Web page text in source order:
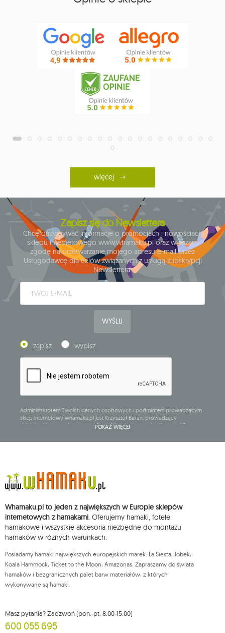
więcej
Zapisz się do Newslettera
Chcę otrzymywać informacje o promocjach i nowościach
sklepu internetowego www.whamaku.pl oraz wyrażam
zgodę na przetwarzanie mojego adresu e-mail przez
Usługodawcę dla celów związanych z usługą subskrypcji
Newslettera.
WYŚLIJ
zapisz wypisz
Administratorem Twoich danych osobowych i podmiotem prowadzącym
sklep internetowy whamaku.pl jest Krzysztof Baran, prowadzący
działalność gospodarczą pod firmą: Mouton Interactive Krzysztof Baran
Dane będą przetwarzane w celu wysyłki newslettera i przechowywane do
chwili rezygnacji z subskrypcji.
Przysługuje Ci prawo do żądania dostępu do swoich danych osobowych,
sprzeciwu wobec przetwarzania swoich danych oraz prawo do
wniesienia skargi do organu nadzorczego oraz cofnięcia zgody w
dowolnym momencie bez wpływu na zgodność z prawem przetwarzania,
którego dokonano na podstawie zgody przed jej cofnięciem. W tym celu
możesz kontaktować się z działem obsługi klienta Mouton Interactive pod
Więcej informacji: www.mouton.pl/ODO
POKAŻ WIĘCEJ
Whamaku.pl to jeden z największych w Europie sklepów
internetowych z hamakami. Oferujemy hamaki, fotele
hamakowe i wszystkie akcesoria niezbędne do montażu
hamaków w różnych warunkach.
Posiadamy hamaki największych europejskich marek: La Siesta, Jobek,
Koala Hammock, Ticket to the Moon, Amazonas. Zapraszamy do świata
hamaków i bezgranicznych palet barw materiałów, z których
wykonywane są hamaki.
Masz pytania? Zadzwoń (pon.-pt. 8:00-15:00)
600 055 695